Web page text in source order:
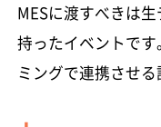
MESに渡すべきは
持ったイベントで
ミングで連携させる